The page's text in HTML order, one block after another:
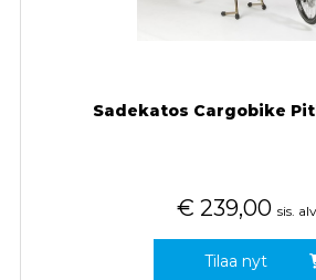
Sadekatos Cargobike
€ 239,00 sis. alv
Tilaa nyt